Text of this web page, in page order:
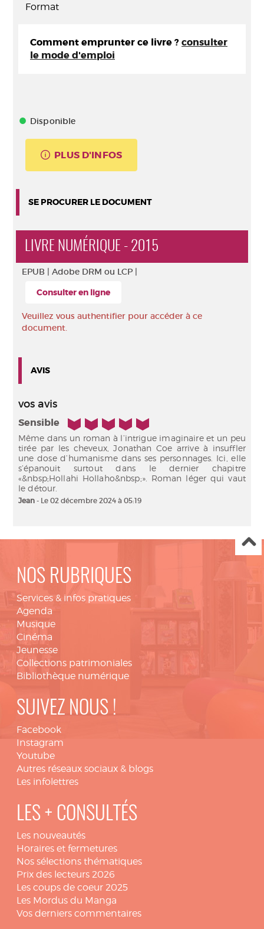
Format
Comment emprunter ce livre ? consulter
le mode d'emploi
Disponible
PLUS D'INFOS
SE PROCURER LE DOCUMENT
LIVRE NUMÉRIQUE - 2015
EPUB | Adobe DRM ou LCP |
Consulter en ligne
Veuillez vous authentifier pour accéder à ce
document.
AVIS
vos avis
Sensible 5/5
Même dans un roman à l’intrigue imaginaire et un peu
tirée par les cheveux, Jonathan Coe arrive à insuffler
une dose d’humanisme dans ses personnages. Ici, elle
s’épanouit surtout dans le dernier chapitre
«&nbsp;Hollahi Hollaho&nbsp;». Roman léger qui vaut
le détour.
Jean - Le 02 décembre 2024 à 05:19
NOS RUBRIQUES
Services & infos pratiques
Agenda
Musique
Cinéma
Jeunesse
Collections patrimoniales
Bibliothèque numérique
SUIVEZ NOUS !
Facebook
Instagram
Youtube
Autres réseaux sociaux & blogs
Les infolettres
LES + CONSULTÉS
Les nouveautés
Horaires et fermetures
Nos sélections thématiques
Prix des lecteurs 2026
Les coups de coeur 2025
Les Mordus du Manga
Vos derniers commentaires